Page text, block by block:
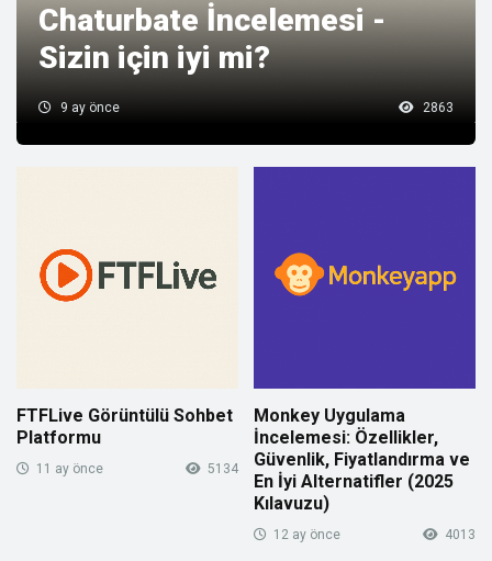
Chaturbate İncelemesi -
Sizin için iyi mi?
9 ay önce 2863
FTFLive Görüntülü Sohbet
Platformu
11 ay önce 5134
Monkey Uygulama
İncelemesi: Özellikler,
Güvenlik, Fiyatlandırma ve
En İyi Alternatifler (2025
Kılavuzu)
12 ay önce 4013